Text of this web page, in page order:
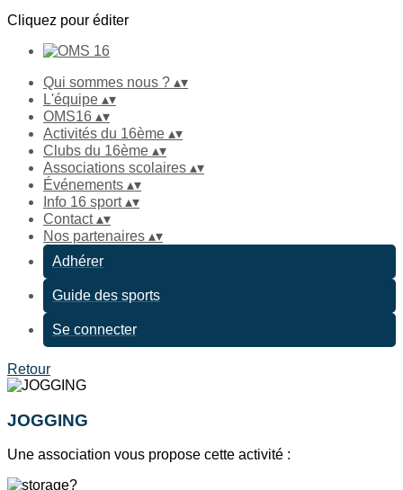
Cliquez pour éditer
Qui sommes nous ? ▴▾
L'équipe ▴▾
OMS16 ▴▾
Activités du 16ème ▴▾
Clubs du 16ème ▴▾
Associations scolaires ▴▾
Événements ▴▾
Info 16 sport▴▾
Contact▴▾
Nos partenaires ▴▾
Adhérer
Guide des sports
Se connecter
Retour
JOGGING
Une association vous propose cette activité :